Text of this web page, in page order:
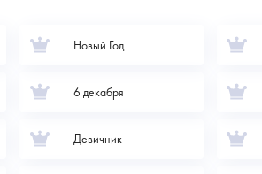
Новый Год
6 декабря
Девичник